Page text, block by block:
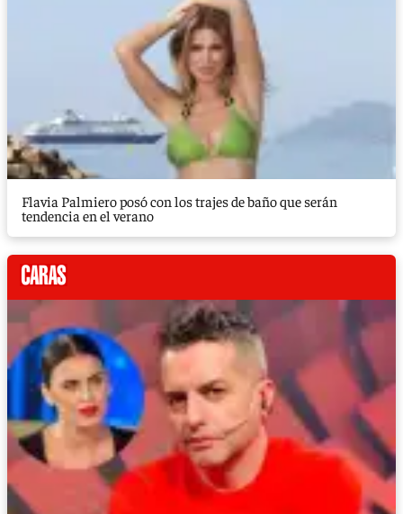
Flavia Palmiero posó con los trajes de baño que serán
tendencia en el verano